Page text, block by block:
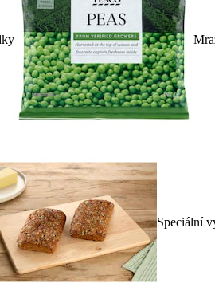
Speciální